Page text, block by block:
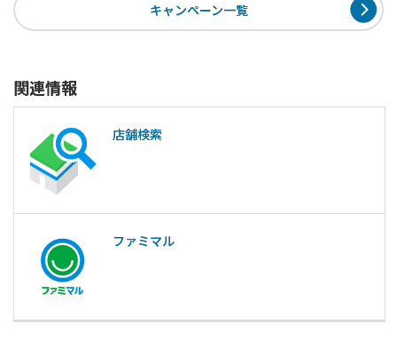
キャンペーン一覧
関連情報
店舗検索
ファミマル